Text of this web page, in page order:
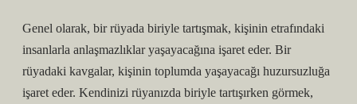
Genel olarak, bir rüyada biriyle tartışmak, kişinin etrafındaki
insanlarla anlaşmazlıklar yaşayacağına işaret eder. Bir
rüyadaki kavgalar, kişinin toplumda yaşayacağı huzursuzluğa
işaret eder. Kendinizi rüyanızda biriyle tartışırken görmek,